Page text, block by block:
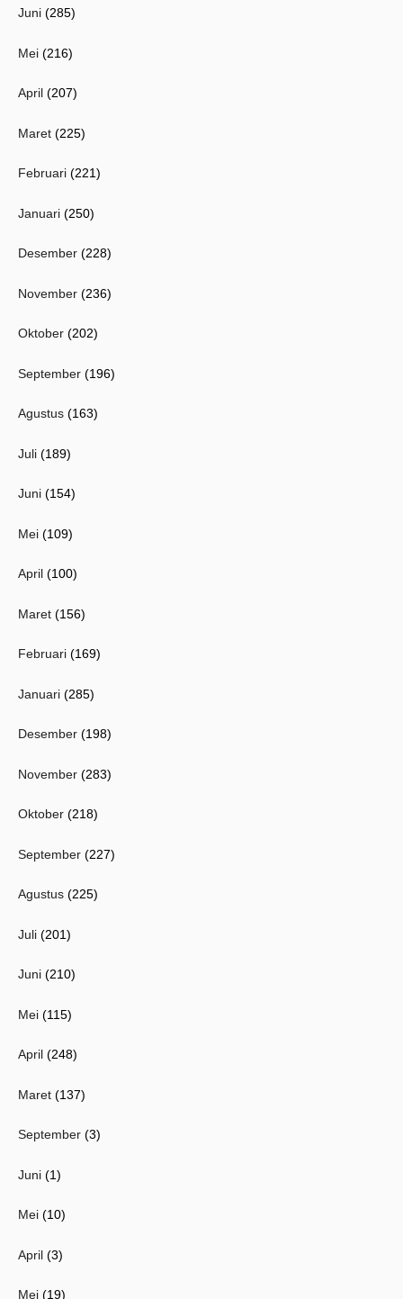
Juni (285)
Mei (216)
April (207)
Maret (225)
Februari (221)
Januari (250)
Desember (228)
November (236)
Oktober (202)
September (196)
Agustus (163)
Juli (189)
Juni (154)
Mei (109)
April (100)
Maret (156)
Februari (169)
Januari (285)
Desember (198)
November (283)
Oktober (218)
September (227)
Agustus (225)
Juli (201)
Juni (210)
Mei (115)
April (248)
Maret (137)
September (3)
Juni (1)
Mei (10)
April (3)
Mei (19)